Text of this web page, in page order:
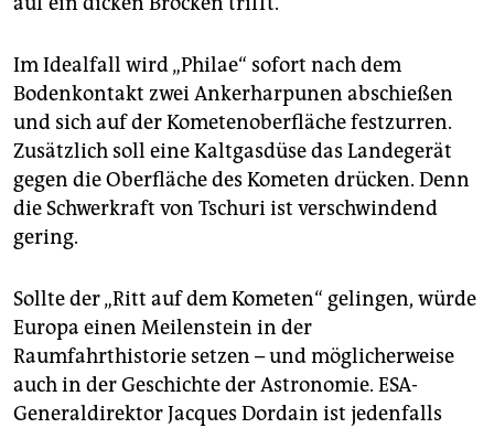
Im Idealfall wird „Philae“ sofort nach dem
Bodenkontakt zwei Ankerharpunen abschießen
und sich auf der Kometenoberfläche festzurren.
Zusätzlich soll eine Kaltgasdüse das Landegerät
gegen die Oberfläche des Kometen drücken. Denn
die Schwerkraft von Tschuri ist verschwindend
gering.
Sollte der „Ritt auf dem Kometen“ gelingen, würde
Europa einen Meilenstein in der
Raumfahrthistorie setzen – und möglicherweise
auch in der Geschichte der Astronomie. ESA-
Generaldirektor Jacques Dordain ist jedenfalls